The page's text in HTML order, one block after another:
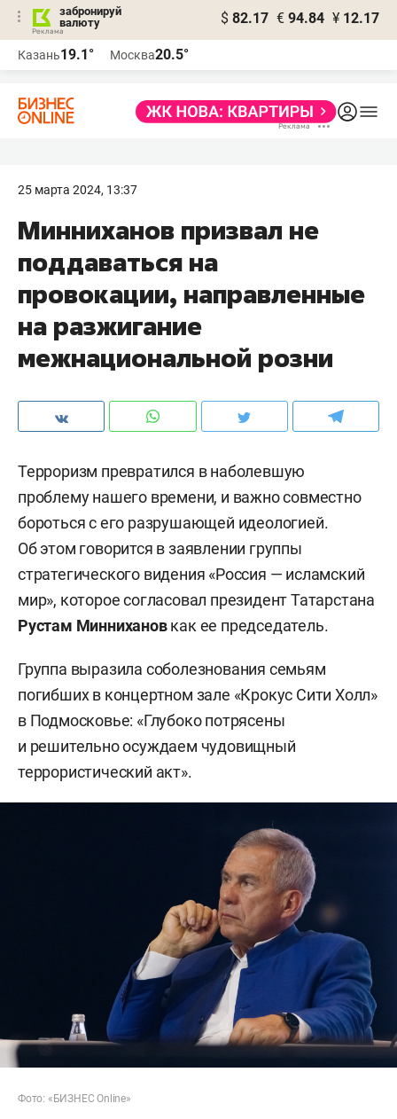
забронируй
валюту
$ 82.17 € 94.84 ¥ 12.17
Казань19.1° Москва20.5°
25 марта 2024, 13:37
Минниханов призвал не
поддаваться на
провокации, направленные
на разжигание
межнациональной розни
Терроризм превратился в наболевшую
проблему нашего времени, и важно совместно
бороться с его разрушающей идеологией.
Об этом говорится в заявлении группы
стратегического видения «Россия — исламский
мир», которое согласовал президент Татарстана
Рустам Миннихановкак ее председатель.
Группа выразила соболезнования семьям
погибших в концертном зале «Крокус Сити Холл»
в Подмосковье: «Глубоко потрясены
и решительно осуждаем чудовищный
террористический акт».
Фото: «БИЗНЕС Online»